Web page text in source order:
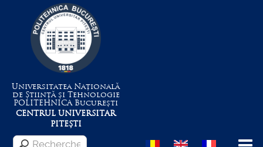
Universitatea Națională
de Știință și Tehnologie
POLITEHNICABucurești
CENTRUL UNIVERSITAR
PITEȘTI
Menu